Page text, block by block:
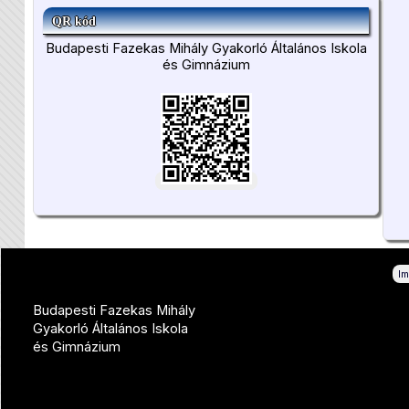
QR kód
Budapesti Fazekas Mihály Gyakorló Általános Iskola
és Gimnázium
Budapesti Fazekas Mihály
Gyakorló Általános Iskola
és Gimnázium